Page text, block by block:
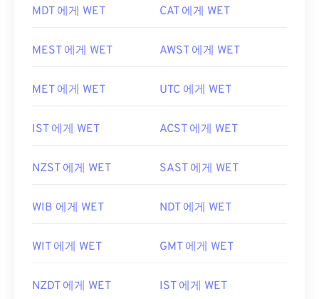
MDT 에게 WET CAT 에게 WET
MEST 에게 WET AWST 에게 WET
MET 에게 WET UTC 에게 WET
IST 에게 WET ACST 에게 WET
NZST 에게 WET SAST 에게 WET
WIB 에게 WET NDT 에게 WET
WIT 에게 WET GMT 에게 WET
NZDT 에게 WET IST 에게 WET